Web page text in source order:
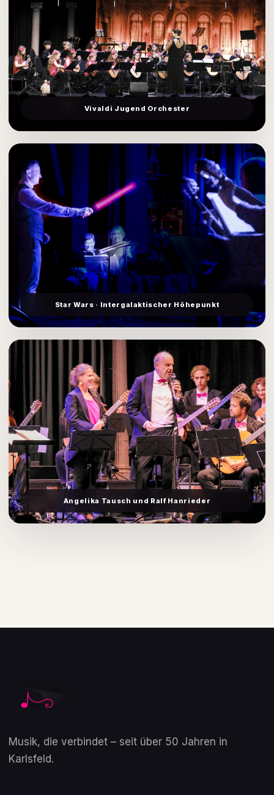
Vivaldi Jugend Orchester
Star Wars · Intergalaktischer Höhepunkt
Angelika Tausch und Ralf Hanrieder
Musik, die verbindet – seit über 50 Jahren in
Karlsfeld.